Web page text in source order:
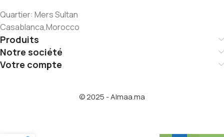
Quartier: Mers Sultan
Casablanca,Morocco
Produits
Notre société
Votre compte
© 2025 - Almaa.ma